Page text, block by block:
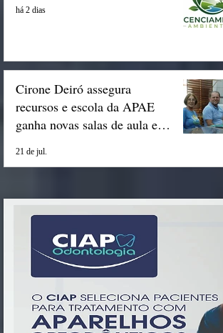
há 2 dias
Cirone Deiró assegura
recursos e escola da APAE
ganha novas salas de aula em
21 de jul.